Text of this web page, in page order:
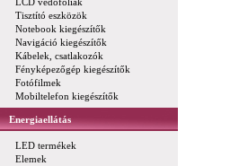
Tisztító eszközök
Notebook kiegészítők
Navigáció kiegészítők
Kábelek, csatlakozók
Fényképezőgép kiegészítők
Fotófilmek
Mobiltelefon kiegészítők
Energiaellátás
LED termékek
Elemek